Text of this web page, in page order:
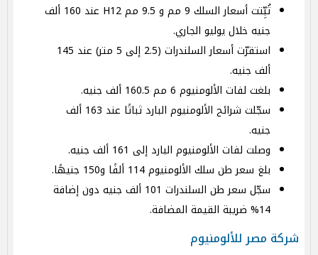
ثُبِّتت أسعار السلك 9 مم و 9.5 مم H12 عند 160 ألف
جنيه خلال يوليو الجاري.
استقرّت أسعار السلندرات (2.5 إلى 5 متر) عند 145
ألف جنيه.
بلغت لفات الألومنيوم 6 مم 160.5 ألف جنيه.
سجّلت شرائح الألومنيوم البارد ثباتًا عند 163 ألف
جنيه.
وصلت لفات الألومنيوم البارد إلى 161 ألف جنيه.
بلغ سعر طن سلك الألومنيوم 114 ألفًا و150 جنيهًا.
سجّل سعر طن السلندرات 101 ألف جنيه دون إضافة
14% ضريبة القيمة المضافة.
شركة مصر للألومنيوم